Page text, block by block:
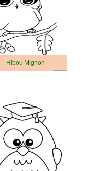
Hibou Mignon